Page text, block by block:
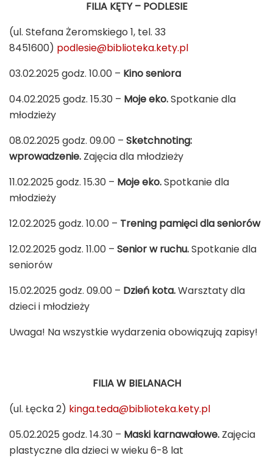
FILIA KĘTY – PODLESIE
(ul. Stefana Żeromskiego 1, tel. 33
8451600) podlesie@biblioteka.kety.pl
03.02.2025 godz. 10.00 – Kino seniora
04.02.2025 godz. 15.30 – Moje eko.Spotkanie dla
młodzieży
08.02.2025 godz. 09.00 – Sketchnoting:
wprowadzenie. Zajęcia dla młodzieży
11.02.2025 godz. 15.30 – Moje eko.Spotkanie dla
młodzieży
12.02.2025 godz. 10.00 – Trening pamięci dla seniorów
12.02.2025 godz. 11.00 – Senior w ruchu.Spotkanie dla
seniorów
15.02.2025 godz. 09.00 – Dzień kota.Warsztaty dla
dzieci i młodzieży
Uwaga! Na wszystkie wydarzenia obowiązują zapisy!
FILIA W BIELANACH
(ul. Łęcka 2) kinga.teda@biblioteka.kety.pl
05.02.2025 godz. 14.30 – Maski karnawałowe. Zajęcia
plastyczne dla dzieci w wieku 6-8 lat